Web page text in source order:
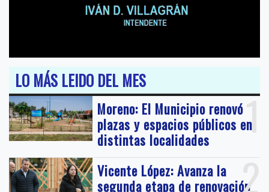
LO MÁS LEIDO DEL MES
1
Moreno: El Municipio renovó
plazas y espacios públicos en
distintas localidades
2
Vicente López: Avanza la
segunda etapa de renovación